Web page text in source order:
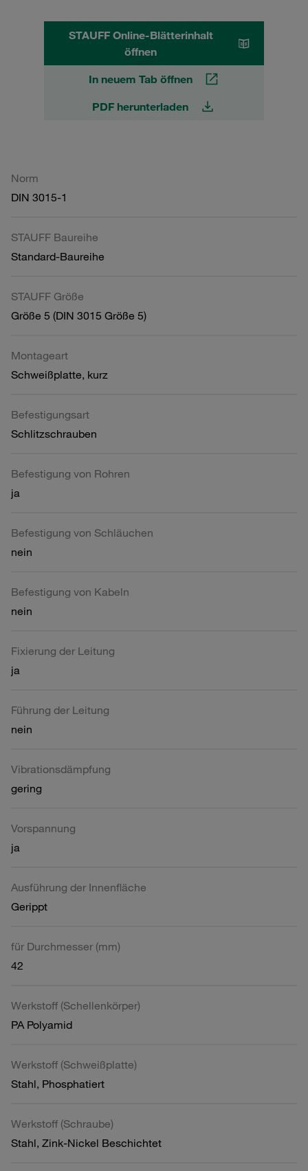
STAUFF Online-Blätterinhalt
öffnen
In neuem Tab öffnen
PDF herunterladen
Norm
DIN 3015-1
STAUFF Baureihe
Standard-Baureihe
STAUFF Größe
Größe 5 (DIN 3015 Größe 5)
Montageart
Schweißplatte, kurz
Befestigungsart
Schlitzschrauben
Befestigung von Rohren
ja
Befestigung von Schläuchen
nein
Befestigung von Kabeln
nein
Fixierung der Leitung
ja
Führung der Leitung
nein
Vibrationsdämpfung
gering
Vorspannung
ja
Ausführung der Innenfläche
Gerippt
für Durchmesser (mm)
42
Werkstoff (Schellenkörper)
PA Polyamid
Werkstoff (Schweißplatte)
Stahl, Phosphatiert
Werkstoff (Schraube)
Stahl, Zink-Nickel Beschichtet